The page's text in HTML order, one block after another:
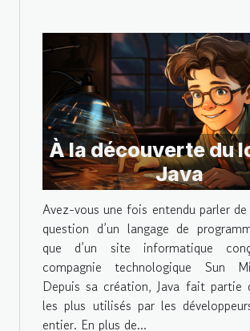
À la découverte du
Java
Avez-vous une fois entendu parler
question d’un langage de
que d’un site informatique
compagnie technologique Sun
Depuis sa création, Java fait partie
les plus utilisés par les
entier. En plus de...